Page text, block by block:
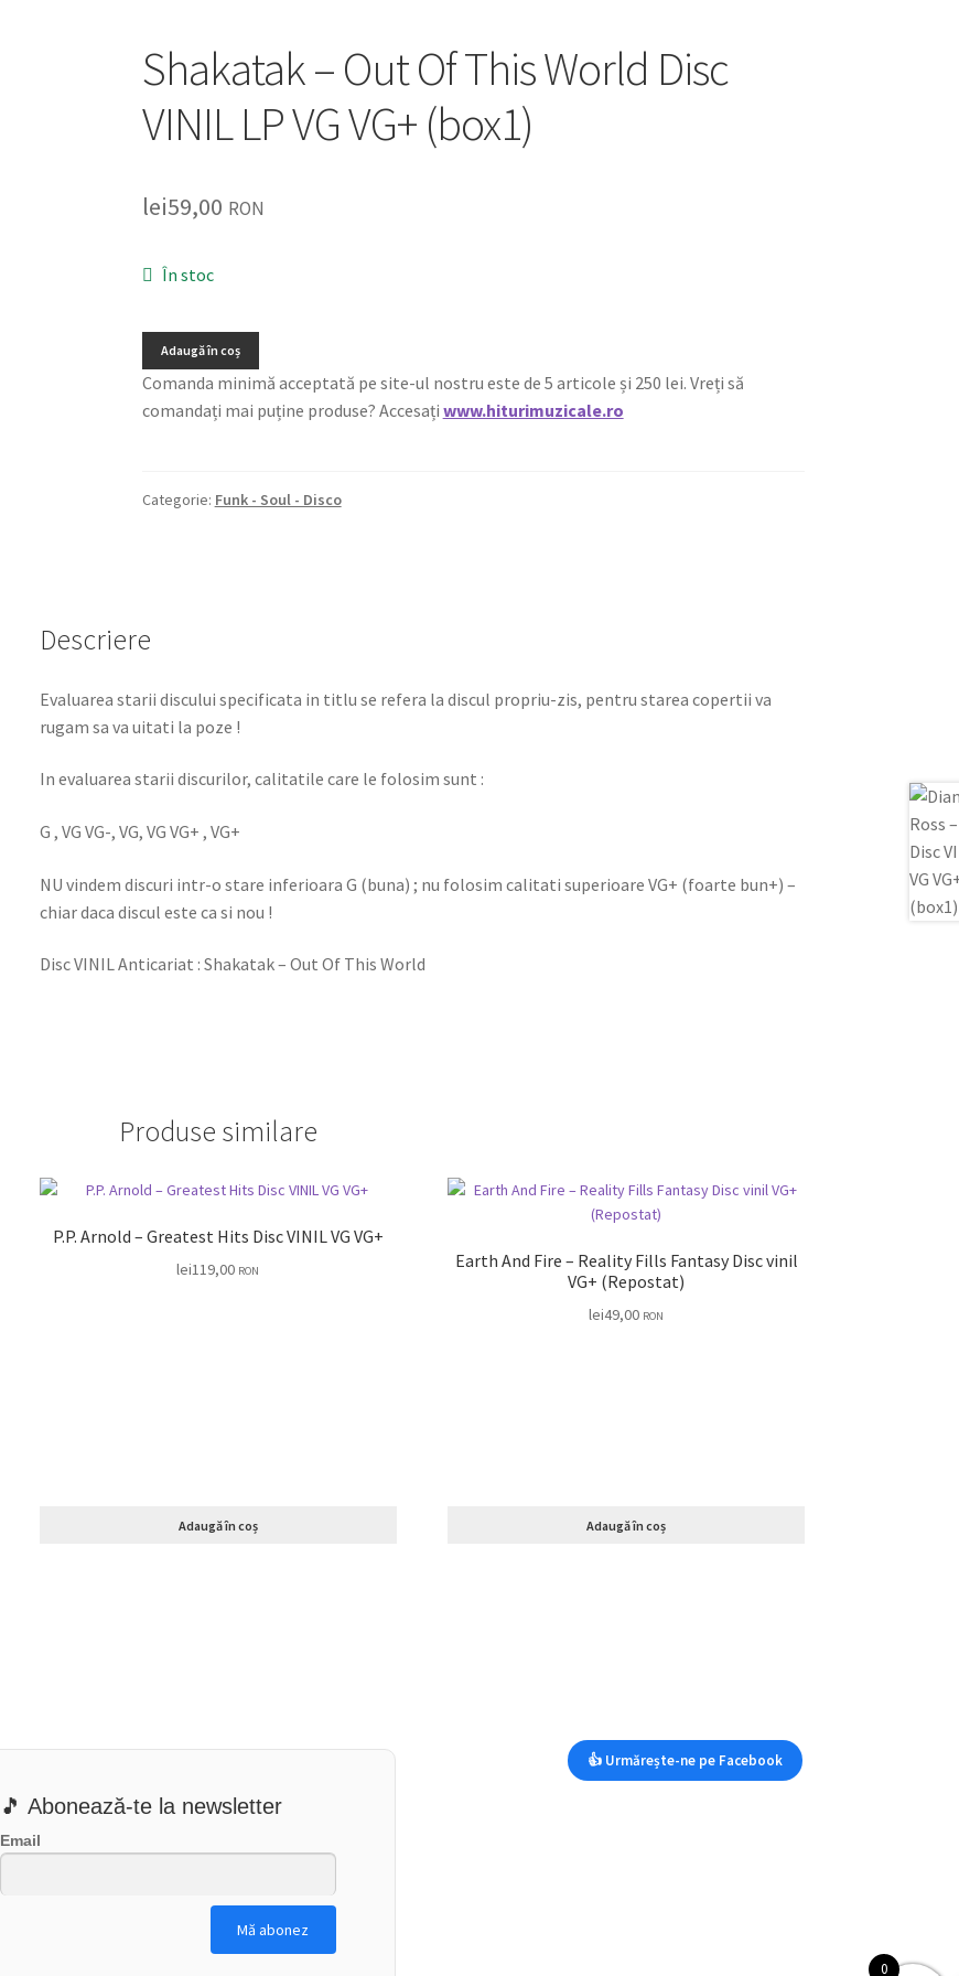
Shakatak – Out Of This World Disc
VINIL LP VG VG+ (box1)
lei59,00 RON
În stoc
Adaugă în coș
Comanda minimă acceptată pe site-ul nostru este de 5 articole și 250 lei. Vreți să
comandați mai puține produse? Accesați www.hiturimuzicale.ro
Categorie: Funk - Soul - Disco
Descriere
Evaluarea starii discului specificata in titlu se refera la discul propriu-zis, pentru starea copertii va
rugam sa va uitati la poze !
In evaluarea starii discurilor, calitatile care le folosim sunt :
G , VG VG-, VG, VG VG+ , VG+
NU vindem discuri intr-o stare inferioara G (buna) ; nu folosim calitati superioare VG+ (foarte bun+) –
chiar daca discul este ca si nou !
Disc VINIL Anticariat : Shakatak – Out Of This World
Produse similare
P.P. Arnold – Greatest Hits Disc VINIL VG VG+
lei119,00 RON
Adaugă în coș
Earth And Fire – Reality Fills Fantasy Disc vinil
VG+ (Repostat)
lei49,00 RON
Adaugă în coș
🎵 Abonează-te la newsletter
Email
👍 Urmărește-ne pe Facebook
0